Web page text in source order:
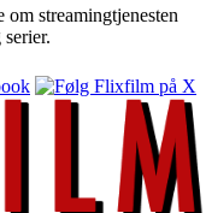
streamingtjenesten